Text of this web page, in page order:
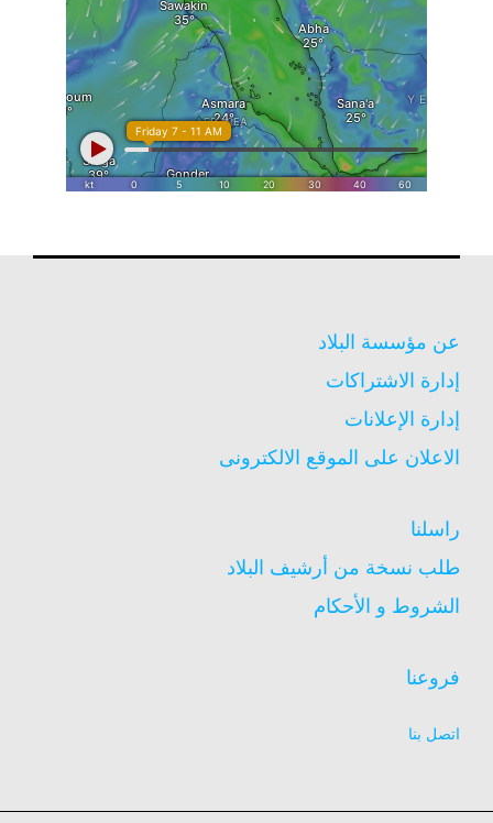
عن مؤسسة البلاد
إدارة الاشتراكات
إدارة الإعلانات
الاعلان على الموقع الالكترونى
راسلنا
طلب نسخة من أرشيف البلاد
الشروط و الأحكام
فروعنا
اتصل بنا